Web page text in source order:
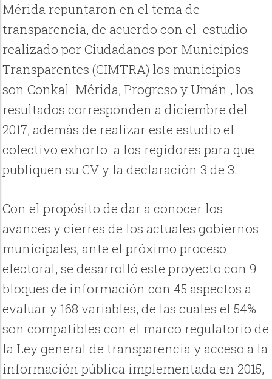
Mérida repuntaron en el tema de
transparencia, de acuerdo con el estudio
realizado por Ciudadanos por Municipios
Transparentes (CIMTRA) los municipios
son Conkal Mérida, Progreso y Umán , los
resultados corresponden a diciembre del
2017, además de realizar este estudio el
colectivo exhorto a los regidores para que
publiquen su CV y la declaración 3 de 3.
Con el propósito de dar a conocer los
avances y cierres de los actuales gobiernos
municipales, ante el próximo proceso
electoral, se desarrolló este proyecto con 9
bloques de información con 45 aspectos a
evaluar y 168 variables, de las cuales el 54%
son compatibles con el marco regulatorio de
la Ley general de transparencia y acceso a la
información pública implementada en 2015,